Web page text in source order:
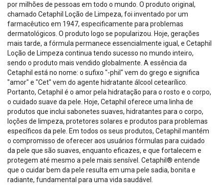
por milhões de pessoas em todo o mundo. O produto original,
chamado Cetaphil Loção de Limpeza, foi inventado por um
farmacêutico em 1947, especificamente para problemas
dermatológicos. O produto logo se popularizou. Hoje, gerações
mais tarde, a fórmula permanece essencialmente igual, e Cetaphil
Loção de Limpeza continua tendo sucesso no mundo inteiro,
sendo o produto mais vendido globalmente. A essência da
Cetaphil está no nome: o sufixo "-phil" vem do grego e significa
"amor" e "Cet" vem do agente hidratante álcool cetearílico.
Portanto, Cetaphil é o amor pela hidratação para o rosto e o corpo,
o cuidado suave da pele. Hoje, Cetaphil oferece uma linha de
produtos que inclui sabonetes suaves, hidratantes para o corpo,
loções de limpeza, protetores solares e produtos para problemas
específicos da pele. Em todos os seus produtos, Cetaphil mantém
o compromisso de oferecer aos usuários fórmulas para cuidado
da pele que são suaves, enquanto eficazes, e que fortalecem e
protegem até mesmo a pele mais sensível. Cetaphil® entende
que o cuidar bem da pele resulta em uma pele sadia, bonita e
radiante, fundamental para uma vida saudável.